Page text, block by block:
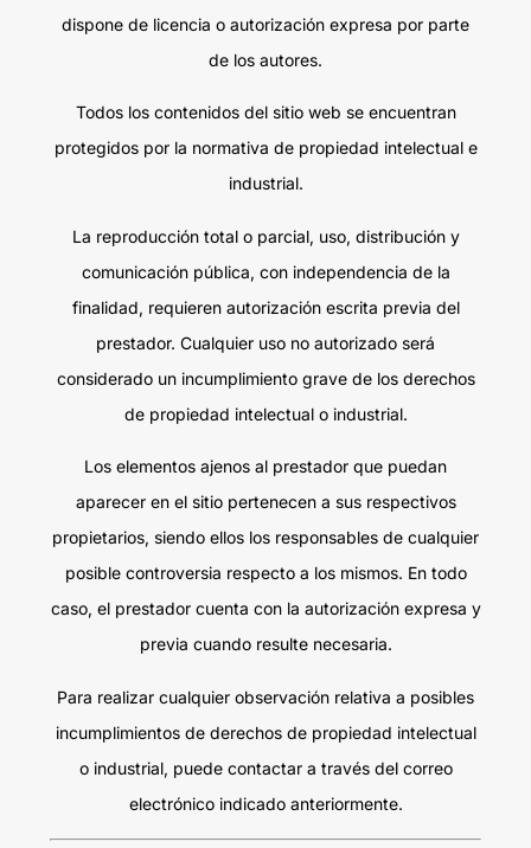
dispone de licencia o autorización expresa por parte
de los autores.
Todos los contenidos del sitio web se encuentran
protegidos por la normativa de propiedad intelectual e
industrial.
La reproducción total o parcial, uso, distribución y
comunicación pública, con independencia de la
finalidad, requieren autorización escrita previa del
prestador. Cualquier uso no autorizado será
considerado un incumplimiento grave de los derechos
de propiedad intelectual o industrial.
Los elementos ajenos al prestador que puedan
aparecer en el sitio pertenecen a sus respectivos
propietarios, siendo ellos los responsables de cualquier
posible controversia respecto a los mismos. En todo
caso, el prestador cuenta con la autorización expresa y
previa cuando resulte necesaria.
Para realizar cualquier observación relativa a posibles
incumplimientos de derechos de propiedad intelectual
o industrial, puede contactar a través del correo
electrónico indicado anteriormente.